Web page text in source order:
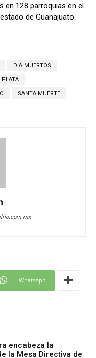
en 128 parroquias en el
de Guanajuato.
DIA MUERTOS
PLATA
SANTA MUERTE
WhatsApp
encabeza la
la Mesa Directiva de